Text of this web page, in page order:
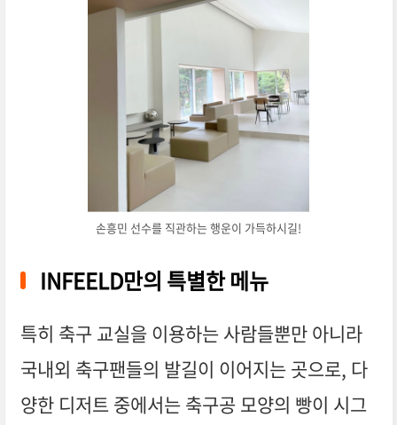
손흥민 선수를 직관하는 행운이 가득하시길!
INFEELD만의 특별한 메뉴
특히 축구 교실을 이용하는 사람들뿐만 아니라
국내외 축구팬들의 발길이 이어지는 곳으로, 다
양한 디저트 중에서는 축구공 모양의 빵이 시그